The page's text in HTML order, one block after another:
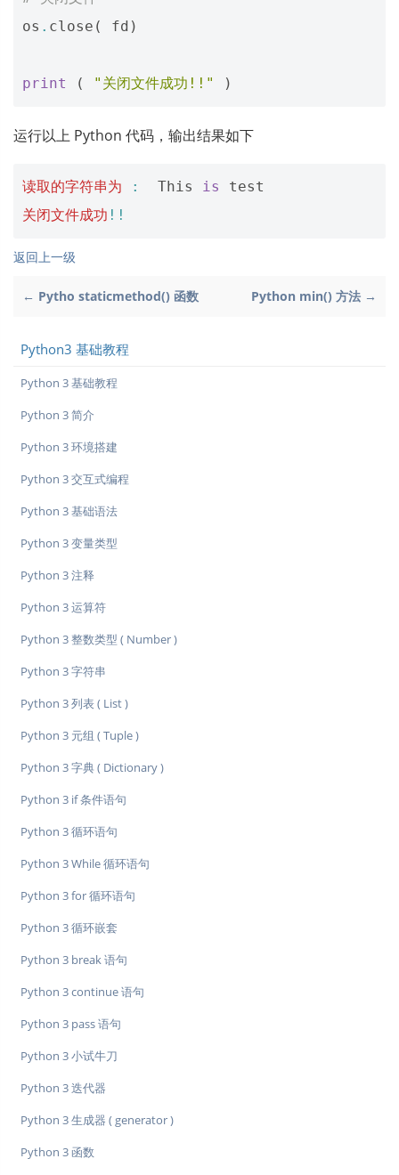
os . close ( fd )
print ( "关闭文件成功!!" )
运行以上 Python 代码，输出结果如下
读取的字符串为 : This is
test
关闭文件成功 !!
返回上一级
← Pytho staticmethod() 函数 Python min() 方法 →
Python3 基础教程
Python 3 基础教程
Python 3 简介
Python 3 环境搭建
Python 3 交互式编程
Python 3 基础语法
Python 3 变量类型
Python 3 注释
Python 3 运算符
Python 3 整数类型 ( Number )
Python 3 字符串
Python 3 列表 ( List )
Python 3 元组 ( Tuple )
Python 3 字典 ( Dictionary )
Python 3 if 条件语句
Python 3 循环语句
Python 3 While 循环语句
Python 3 for 循环语句
Python 3 循环嵌套
Python 3 break 语句
Python 3 continue 语句
Python 3 pass 语句
Python 3 小试牛刀
Python 3 迭代器
Python 3 生成器 ( generator )
Python 3 函数